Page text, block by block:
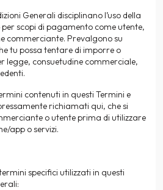
Generali disciplinano l’uso della
scopi di pagamento come utente,
commerciante. Prevalgono su
tu possa tentare di imporre o
legge, consuetudine commerciale,
contenuti in questi Termini e
richiamati qui, che si
o utente prima di utilizzare
app o servizi.
specifici utilizzati in questi